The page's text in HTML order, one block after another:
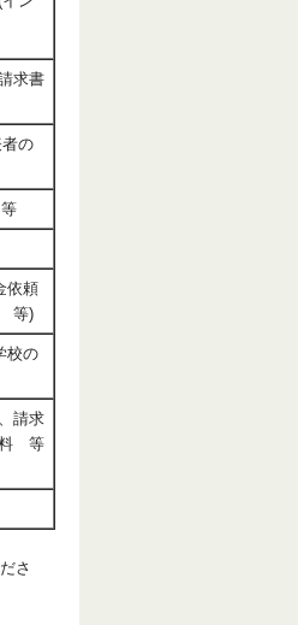
求書
の
依頼
等)
校の
請求
料 等
さ